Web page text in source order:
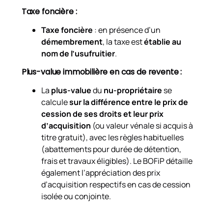
Taxe foncière :
Taxe foncière : en présence d’un
démembrement, la taxe estétablie au
nom de l’usufruitier.
Plus-value immobilière en cas de revente :
La plus-valuedu nu-propriétaire se
calculesur la différence entre le prix de
cession de ses droits et leur prix
d’acquisition (ou valeur vénale si acquis à
titre gratuit), avec les règles habituelles
(abattements pour durée de détention,
frais et travaux éligibles). Le BOFiP détaille
également l’appréciation des prix
d’acquisition respectifs en cas de cession
isolée ou conjointe.